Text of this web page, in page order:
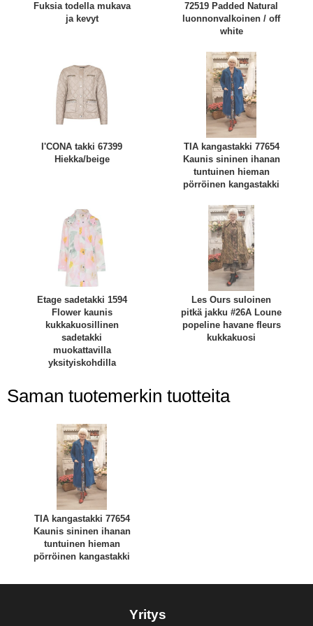
Fuksia todella mukava
ja kevyt
72519 Padded Natural
luonnonvalkoinen / off
white
I'CONA takki 67399
Hiekka/beige
TIA kangastakki 77654
Kaunis sininen ihanan
tuntuinen hieman
pörröinen kangastakki
Etage sadetakki 1594
Flower kaunis
kukkakuosillinen
sadetakki
muokattavilla
yksityiskohdilla
Les Ours suloinen
pitkä jakku #26A Loune
popeline havane fleurs
kukkakuosi
Saman tuotemerkin tuotteita
TIA kangastakki 77654
Kaunis sininen ihanan
tuntuinen hieman
pörröinen kangastakki
Yritys